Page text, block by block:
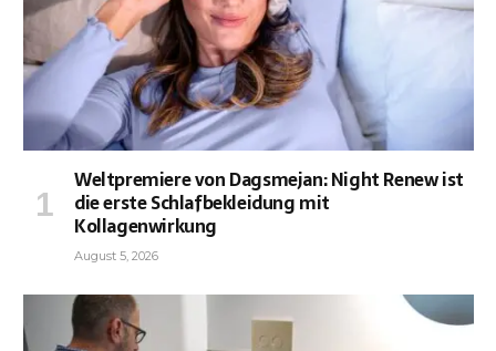
Weltpremiere von Dagsmejan: Night Renew ist
die erste Schlafbekleidung mit
Kollagenwirkung
August 5, 2026